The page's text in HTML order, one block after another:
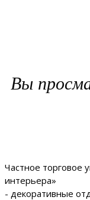
Вы
Частное торговое
интерьера»
- декоративные